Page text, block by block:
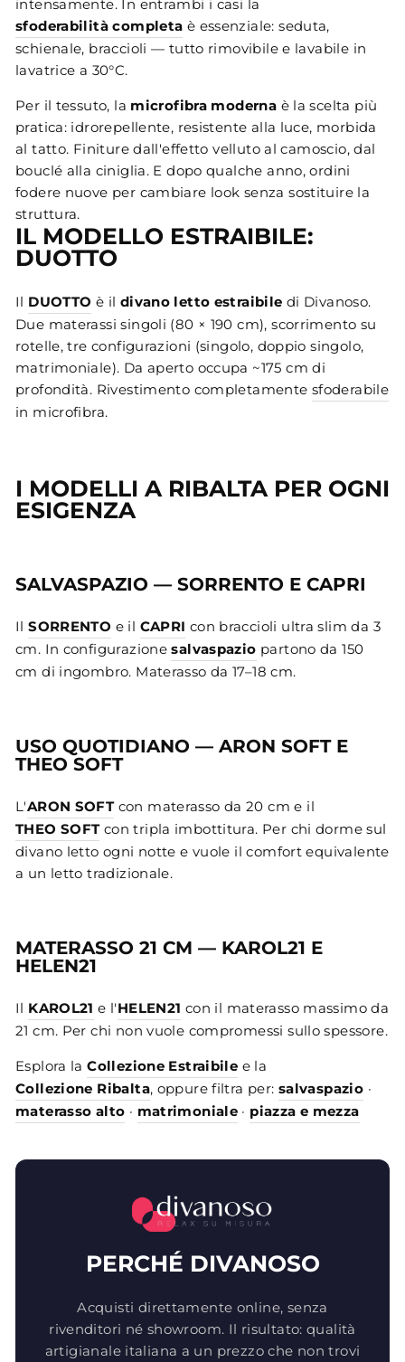
intensamente. In entrambi i casi la
sfoderabilità completa è essenziale: seduta,
schienale, braccioli — tutto rimovibile e lavabile in
lavatrice a 30°C.
Per il tessuto, la microfibra moderna è la scelta più
pratica: idrorepellente, resistente alla luce, morbida
al tatto. Finiture dall'effetto velluto al camoscio, dal
bouclé alla ciniglia. E dopo qualche anno, ordini
fodere nuove per cambiare look senza sostituire la
struttura.
IL MODELLO ESTRAIBILE:
DUOTTO
Il DUOTTO è il divano letto estraibile di Divanoso.
Due materassi singoli (80 × 190 cm), scorrimento su
rotelle, tre configurazioni (singolo, doppio singolo,
matrimoniale). Da aperto occupa ~175 cm di
profondità. Rivestimento completamente sfoderabile
in microfibra.
I MODELLI A RIBALTA PER OGNI
ESIGENZA
SALVASPAZIO — SORRENTO E CAPRI
IlSORRENTO e il CAPRI con braccioli ultra slim da 3
cm. In configurazionesalvaspazio partono da 150
cm di ingombro. Materasso da 17–18 cm.
USO QUOTIDIANO — ARON SOFT E
THEO SOFT
L'ARON SOFTcon materasso da 20 cm e il
THEO SOFTcon tripla imbottitura. Per chi dorme sul
divano letto ogni notte e vuole il comfort equivalente
a un letto tradizionale.
MATERASSO 21 CM — KAROL21 E
HELEN21
Il KAROL21 e l'HELEN21 con il materasso massimo da
21 cm. Per chi non vuole compromessi sullo spessore.
Esplora laCollezione Estraibile e la
Collezione Ribalta, oppure filtra per: salvaspazio ·
materasso alto · matrimoniale · piazza e mezza
PERCHÉ DIVANOSO
Acquisti direttamente online, senza
rivenditori né showroom. Il risultato: qualità
artigianale italiana a un prezzo che non trovi